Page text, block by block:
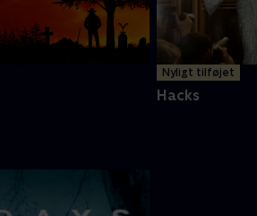
Nyligt tilføjet
Hacks